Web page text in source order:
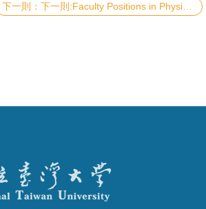
下一則:Faculty Positions in Physics at National Taiwan University